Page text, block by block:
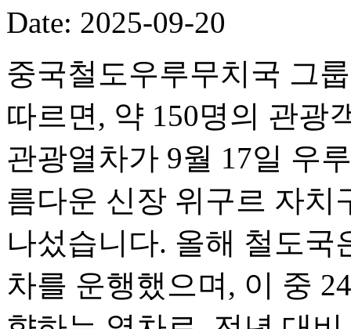
Date: 2025-09-20
중국철도우루무치국 그
따르면, 약 150명의 관광
관광열차가 9월 17일 우
름다운 신장 위구르 자치
나섰습니다. 올해 철도국
차를 운행했으며, 이 중